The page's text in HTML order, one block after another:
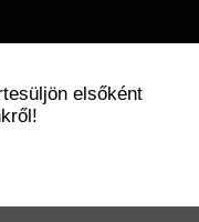
elsőként